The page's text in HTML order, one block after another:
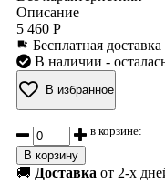
Описание
5 460 Р
Бесплатная доставка
В наличии -
В избранное
в корзине:
В корзину
🚚 Доставка от 2-х